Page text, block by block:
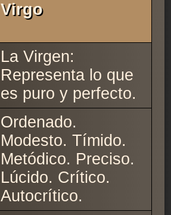
Virgo
La Virgen:
Representa lo que
es puro y perfecto.
Ordenado.
Modesto. Tímido.
Metódico. Preciso.
Lúcido. Crítico.
Autocrítico.